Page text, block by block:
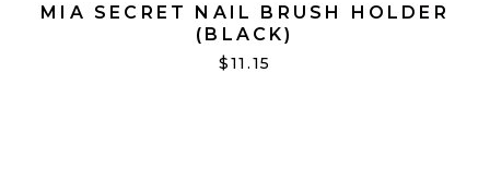
MIA SECRET NAIL BRUSH HOLDER
(BLACK)
$11.15